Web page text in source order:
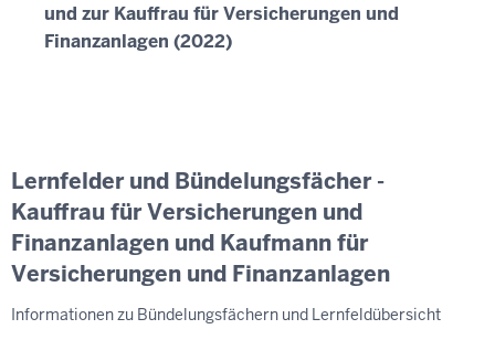
und zur Kauffrau für Versicherungen und
Finanzanlagen (2022)
Lernfelder und Bündelungsfächer -
Kauffrau für Versicherungen und
Finanzanlagen und Kaufmann für
Versicherungen und Finanzanlagen
Informationen zu Bündelungsfächern und Lernfeldübersicht